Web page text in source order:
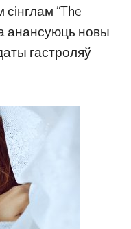
“The
анансуюць новы
гастроляў